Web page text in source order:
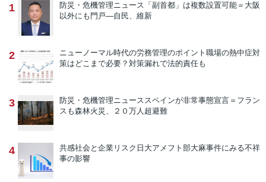
1 防災・危機管理ニュース 「副首都」は複数設置可能＝大阪
以外にも門戸―自民、維新
2 ニューノーマル時代の労務管理のポイント 職場の熱中症対
策はどこまで必要？対策漏れで法的責任も
3 防災・危機管理ニューススペインが非常事態宣言＝フラン
スも森林火災、２０万人超避難
4 共感社会と企業リスク 日大アメフト部大麻事件にみる不祥
事の影響